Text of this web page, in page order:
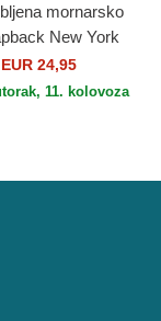
mornarsko
New York
47 Brand
EUR 24,95
11. kolovoza